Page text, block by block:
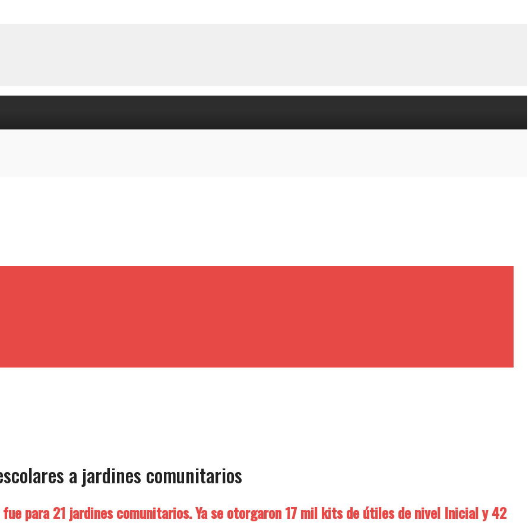
a jardines comunitarios
fue para 21 jardines comunitarios. Ya se otorgaron 17 mil kits de útiles de nivel Inicial y 42